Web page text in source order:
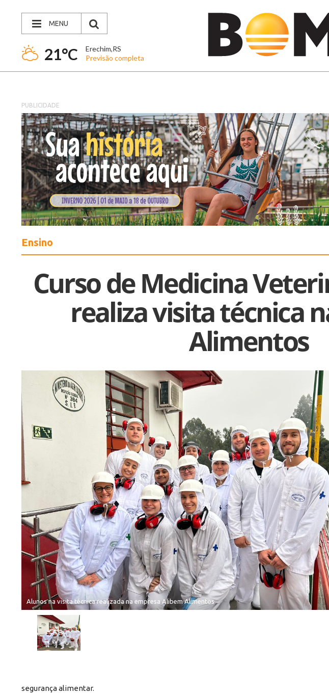
MENU
21°C
Erechim,RS
Previsão completa
PUBLICIDADE
Ensino
Curso de Medicina
realiza visita técnica
Alimentos
Alunos na visita técnica realizada na empresa Alibem Alimentos
segurança alimentar.